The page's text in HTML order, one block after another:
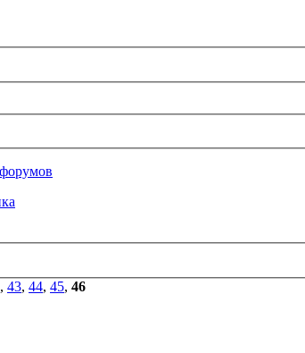
, 43, 44, 45, 46